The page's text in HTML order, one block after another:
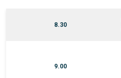
8.30
9.00